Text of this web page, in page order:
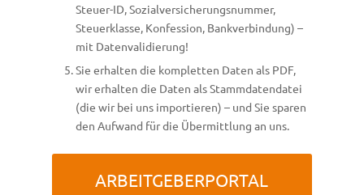
Steuer-ID, Sozialversicherungsnummer,
Steuerklasse, Konfession, Bankverbindung) –
mit Datenvalidierung!
Sie erhalten die kompletten Daten als PDF,
wir erhalten die Daten als Stammdatendatei
(die wir bei uns importieren) – und Sie sparen
den Aufwand für die Übermittlung an uns.
ARBEITGEBERPORTAL